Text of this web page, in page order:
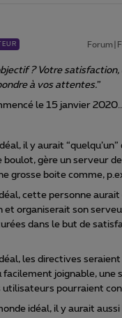
? Votre satisfaction,
à vos attentes.”
le 15 janvier
il y aurait “quelqu’un”
boulot, gère un serveur
grosse boite comme,
cette personne
et organiserait son
dans le but de
les directives
facilement joignable, une
utilisateurs pourraient
idéal, il y aurait